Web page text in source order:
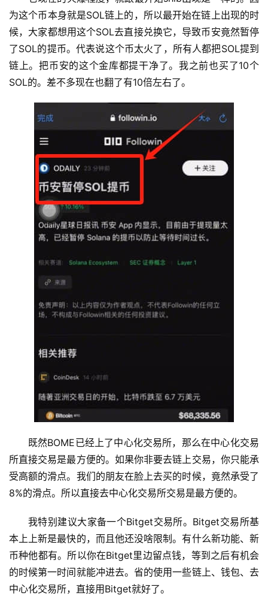
为这个币本身就是SOL链上的，所以最开始在链上出现的时
候，大家都想用这个SOL去直接兑换它，导致币安竟然暂停
了SOL的提币。代表说这个币太火了，所有人都把SOL提到
链上。把币安的这个金库都提干净了。我之前也买了10个
SOL的。差不多现在也翻了有10倍左右了。
既然BOME已经上了中心化交易所，那么在中心化交易
所直接交易是最方便的。如果你非要去链上交易，你只能承
受高额的滑点。我们的朋友在脸上去买的时候，竟然承受了
8%的滑点。所以直接去中心化交易所交易是最方便的。
我特别建议大家备一个Bitget交易所。Bitget交易所基
本上上新是最快的，而且他还没啥限制。有什么新功能、新
币种他都有。所以你在Bitget里边留点钱，等到之后有机会
的时候第一时间就能冲进去。省的使用一些链上、钱包、去
中心化交易所，直接用Bitget就好了。